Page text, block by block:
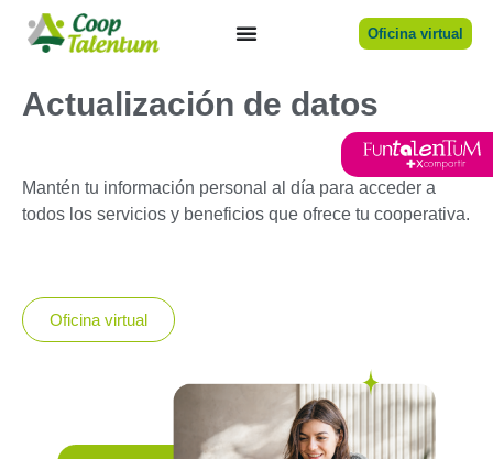
Oficina virtual
Actualización de datos
Mantén tu información personal al día para acceder a
todos los servicios y beneficios que ofrece tu cooperativa.
Oficina virtual